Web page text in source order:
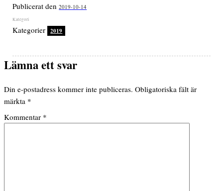
Publicerat den2019-10-14
Kategorier 2019
Lämna ett svar
Din e-postadress kommer inte publiceras. Obligatoriska fält är
märkta *
Kommentar *